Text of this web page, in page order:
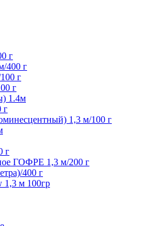
г
400 г
г
г
1.4м
г
1,3 м/100 г
г
ГОФРЕ 1,3 м/200 г
400 г
1,3 м 100гр